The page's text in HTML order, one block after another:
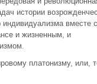
истории
индивидуализма вместе
и жизненным, и
платонизму, или,